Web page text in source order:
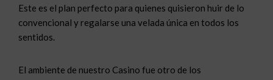
Este es el plan perfecto para quienes quisieron huir de lo
convencional y regalarse una velada única en todos los
sentidos.
El ambiente de nuestro Casino fue otro de los